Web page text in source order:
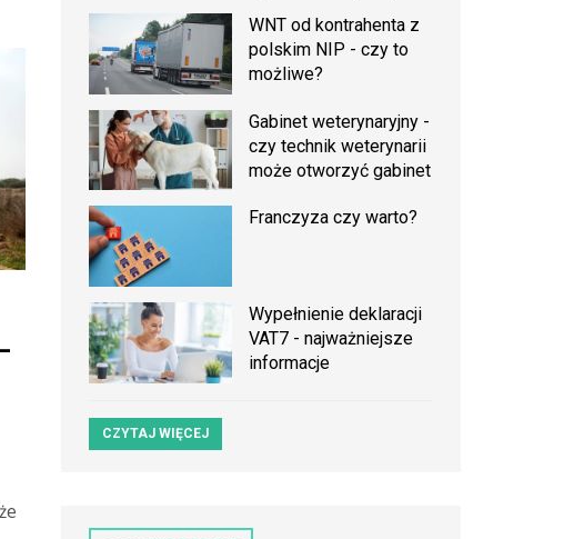
WNT od kontrahenta z
polskim NIP - czy to
możliwe?
Gabinet weterynaryjny -
czy technik weterynarii
może otworzyć gabinet
Franczyza czy warto?
Wypełnienie deklaracji
VAT7 - najważniejsze
informacje
CZYTAJ WIĘCEJ